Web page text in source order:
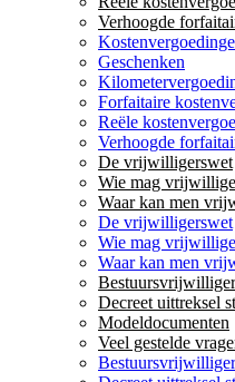
Verhoogde
Geschenken
Forfaitaire
Reële
Verhoogde
De vrijwilligerswet
Wie mag
Waar kan men
De vrijwilligerswet
Wie mag
Waar kan men
Decreet uittreksel
Modeldocumenten
Veel gestelde